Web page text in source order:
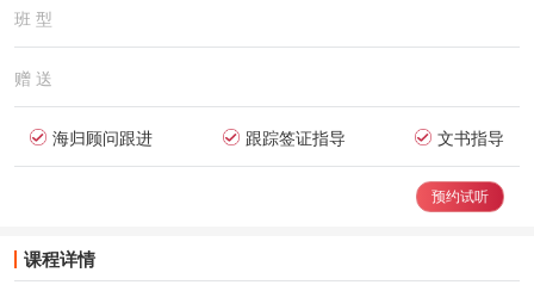
班 型
赠 送
海归顾问跟进 跟踪签证指导 文书指导
预约试听
课程详情